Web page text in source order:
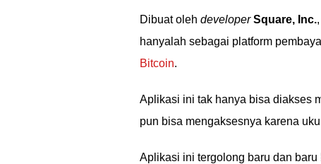
Dibuat oleh developer Square, Inc.
hanyalah sebagai platform
Bitcoin.
Aplikasi ini tak hanya bisa diakses
pun bisa mengaksesnya karena
Aplikasi ini tergolong baru dan